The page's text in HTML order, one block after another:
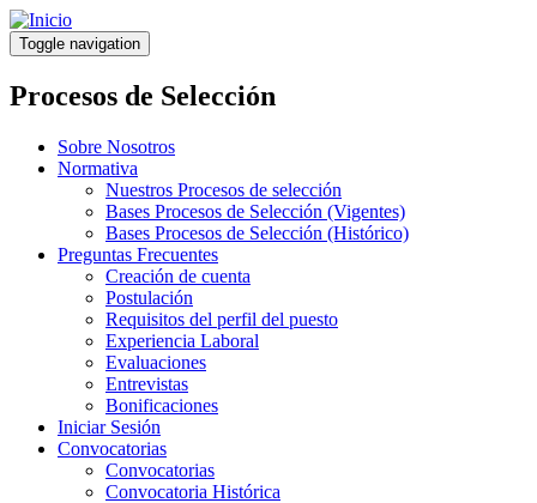
Pasar
al
contenido
principal
Toggle navigation
Procesos de Selección
Sobre Nosotros
Normativa
Nuestros Procesos de selección
Bases Procesos de Selección (Vigentes)
Bases Procesos de Selección (Histórico)
Preguntas Frecuentes
Creación de cuenta
Postulación
Requisitos del perfil del puesto
Experiencia Laboral
Evaluaciones
Entrevistas
Bonificaciones
Iniciar Sesión
Convocatorias
Convocatorias
Convocatoria Histórica